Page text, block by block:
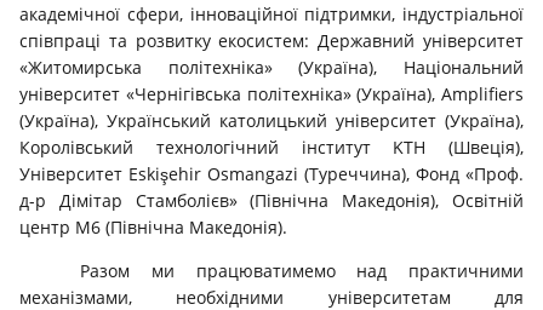
академічної сфери, інноваційної підтримки, індустріальної
співпраці та розвитку екосистем: Державний університет
«Житомирська політехніка» (Україна), Національний
університет «Чернігівська політехніка» (Україна), Amplifiers
(Україна), Український католицький університет (Україна),
Королівський технологічний інститут KTH (Швеція),
Університет Eskişehir Osmangazi (Туреччина), Фонд «Проф.
д-р Дімітар Стамболієв» (Північна Македонія), Освітній
центр M6 (Північна Македонія).
Разом ми працюватимемо над практичними
механізмами, необхідними університетам для